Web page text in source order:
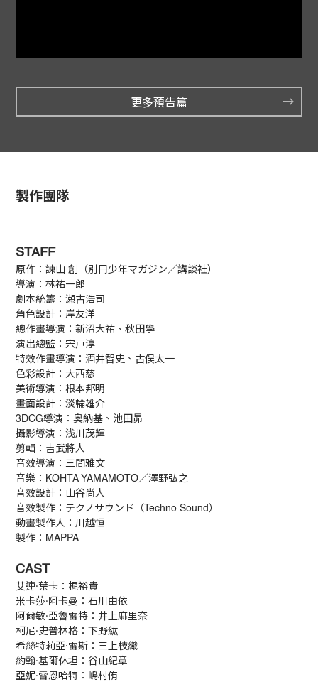
更多預告篇
製作團隊
STAFF
原作：諫山 創（別冊少年マガジン／講談社）
導演：林祐一郎
劇本統籌：瀬古浩司
角色設計：岸友洋
總作畫導演：新沼大祐、秋田學
演出總監：宍戸淳
特效作畫導演：酒井智史、古俣太一
色彩設計：大西慈
美術導演：根本邦明
畫面設計：淡輪雄介
3DCG導演：奥納基、池田昴
攝影導演：浅川茂輝
剪輯：吉武將人
音效導演：三間雅文
音樂：KOHTA YAMAMOTO／澤野弘之
音效設計：山谷尚人
音效製作：テクノサウンド（Techno Sound）
動畫製作人：川越恒
製作：MAPPA
CAST
艾連·葉卡：梶裕貴
米卡莎·阿卡曼：石川由依
阿爾敏·亞魯雷特：井上麻里奈
柯尼·史普林格：下野紘
希絲特莉亞·雷斯：三上枝織
約翰·基爾休坦：谷山紀章
亞妮·雷恩哈特：嶋村侑